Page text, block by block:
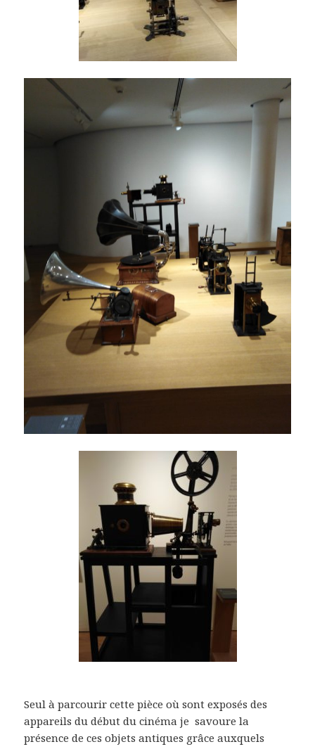
Seul à parcourir cette pièce où sont exposés des
appareils du début du cinéma je savoure la
présence de ces objets antiques grâce auxquels